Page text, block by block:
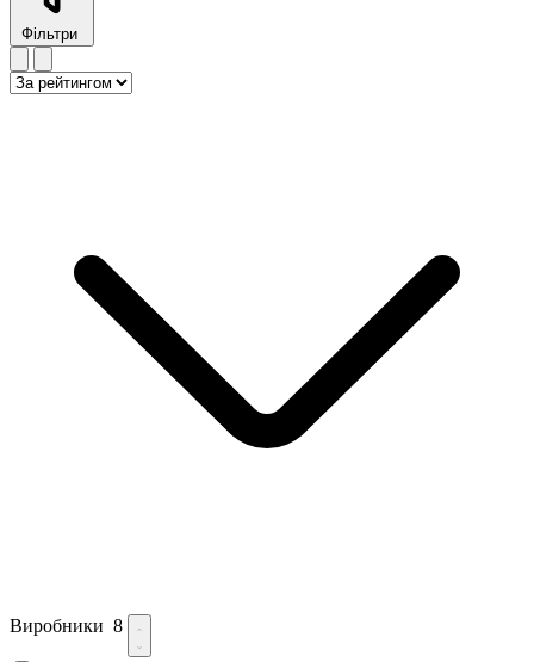
Фільтри
Виробники 8